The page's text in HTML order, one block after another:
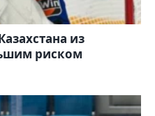
из
риском